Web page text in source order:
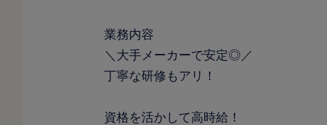
業務内容
＼大手メーカーで安定◎／
丁寧な研修もアリ！
資格を活かして高時給！